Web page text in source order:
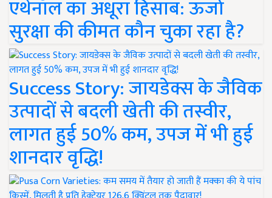
एथेनॉल का अधूरा हिसाब: ऊर्जा
सुरक्षा की कीमत कौन चुका रहा है?
Success Story: जायडेक्स के जैविक
उत्पादों से बदली खेती की तस्वीर,
लागत हुई 50% कम, उपज में भी हुई
शानदार वृद्धि!